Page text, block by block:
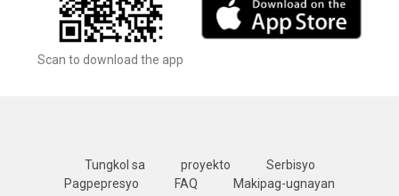
Scan to download the app
Tungkol sa proyekto
Serbisyo
Pagpepresyo
FAQ Makipag-ugnayan